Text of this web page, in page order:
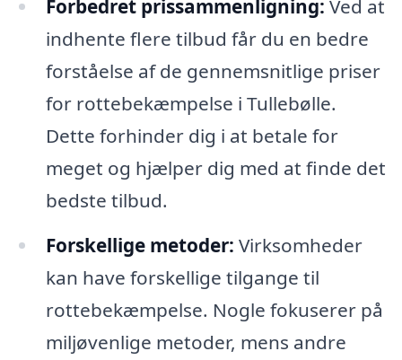
Forbedret prissammenligning: Ved at
indhente flere tilbud får du en bedre
forståelse af de gennemsnitlige priser
for rottebekæmpelse i Tullebølle.
Dette forhinder dig i at betale for
meget og hjælper dig med at finde det
bedste tilbud.
Forskellige metoder: Virksomheder
kan have forskellige tilgange til
rottebekæmpelse. Nogle fokuserer på
miljøvenlige metoder, mens andre